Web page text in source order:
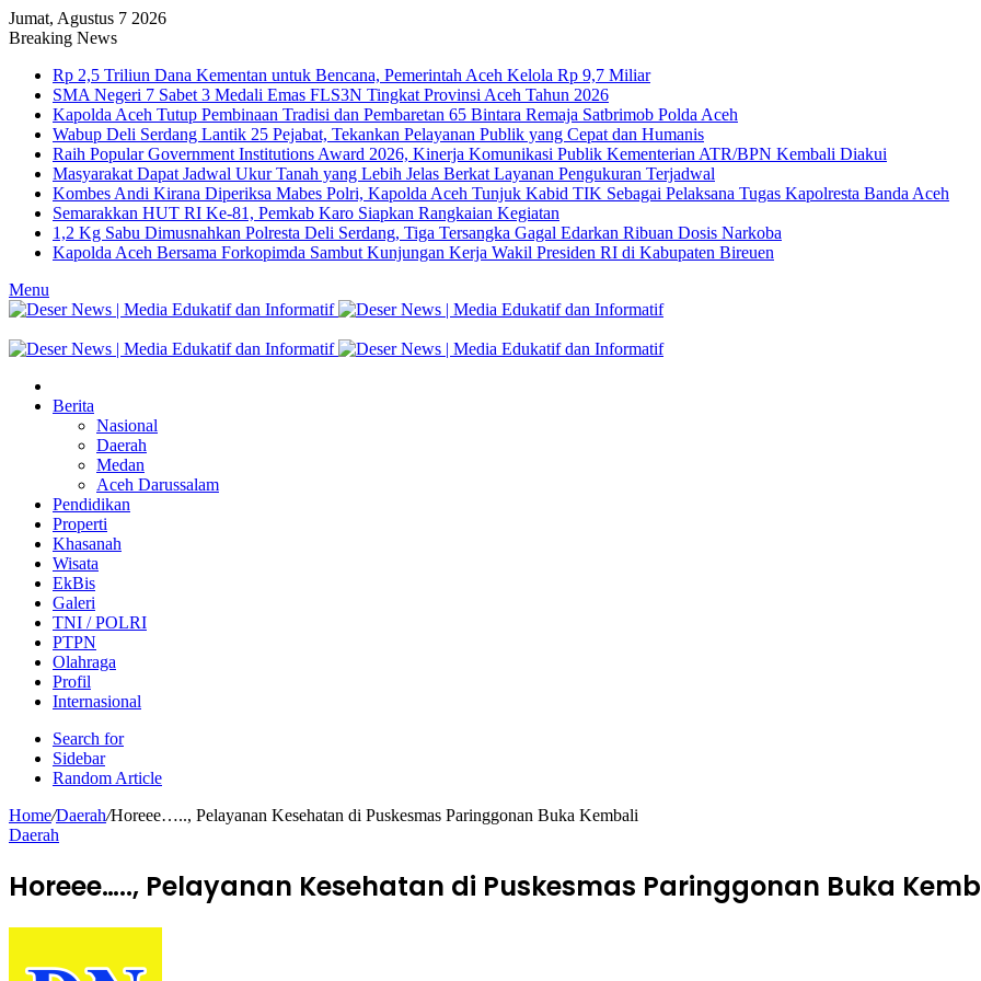
Jumat, Agustus 7 2026
Breaking News
Rp 2,5 Triliun Dana Kementan untuk Bencana, Pemerintah Aceh Kelola Rp 9,7 Miliar
SMA Negeri 7 Sabet 3 Medali Emas FLS3N Tingkat Provinsi Aceh Tahun 2026
Kapolda Aceh Tutup Pembinaan Tradisi dan Pembaretan 65 Bintara Remaja Satbrimob Polda Aceh
Wabup Deli Serdang Lantik 25 Pejabat, Tekankan Pelayanan Publik yang Cepat dan Humanis
Raih Popular Government Institutions Award 2026, Kinerja Komunikasi Publik Kementerian ATR/BPN Kembali Diakui
Masyarakat Dapat Jadwal Ukur Tanah yang Lebih Jelas Berkat Layanan Pengukuran Terjadwal
Kombes Andi Kirana Diperiksa Mabes Polri, Kapolda Aceh Tunjuk Kabid TIK Sebagai Pelaksana Tugas Kapolresta Banda Aceh
Semarakkan HUT RI Ke-81, Pemkab Karo Siapkan Rangkaian Kegiatan
1,2 Kg Sabu Dimusnahkan Polresta Deli Serdang, Tiga Tersangka Gagal Edarkan Ribuan Dosis Narkoba
Kapolda Aceh Bersama Forkopimda Sambut Kunjungan Kerja Wakil Presiden RI di Kabupaten Bireuen
Menu
Berita
Nasional
Daerah
Medan
Aceh Darussalam
Pendidikan
Properti
Khasanah
Wisata
EkBis
Galeri
TNI / POLRI
PTPN
Olahraga
Profil
Internasional
Search for
Sidebar
Random Article
Home/Daerah/Horeee….., Pelayanan Kesehatan di Puskesmas Paringgonan Buka Kembali
Daerah
Horeee….., Pelayanan Kesehatan di Puskesmas Paringgonan Buka